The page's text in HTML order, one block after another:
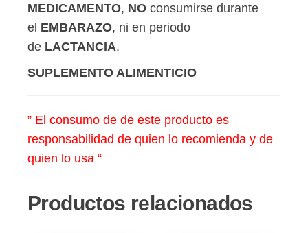
MEDICAMENTO
NO consumirse durante
el EMBARAZO , ni en periodo
de LACTANCIA
SUPLEMENTO ALIMENTICIO
” El consumo de de este producto es
responsabilidad de quien lo recomienda y de
quien lo usa “
Productos relacionados